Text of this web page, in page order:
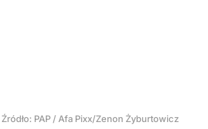
Źródło: PAP / Afa Pixx/Zenon Żyburtowicz